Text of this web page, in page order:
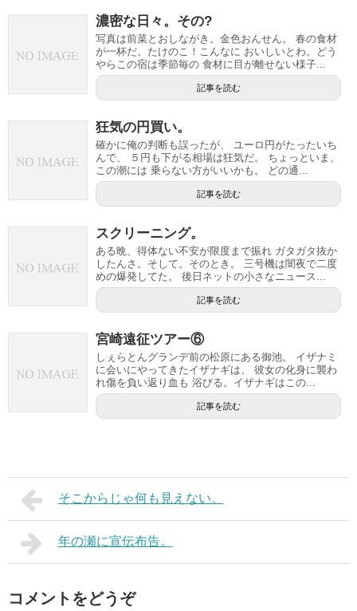
濃密な日々。その?
写真は前菜とおしながき。金色おんせん。 春の食材
が一杯だ。たけのこ！こんなに おいしいとわ。どう
やらこの宿は季節毎の 食材に目が離せない様子...
記事を読む
狂気の円買い。
確かに俺の判断も誤ったが、 ユーロ円がたったいち
んで、 ５円も下がる相場は狂気だ。 ちょっといま、
この潮には 乗らない方がいいかも。 どの通...
記事を読む
スクリーニング。
ある晩、得体ない不安が限度まで振れ ガタガタ抜か
したんさ。そして。そのとき。 三号機は闇夜で二度
めの爆発してた。 後日ネットの小さなニュース...
記事を読む
宮崎遠征ツアー⑥
しぇらとんグランデ前の松原にある御池。 イザナミ
に会いにやってきたイザナギは、 彼女の化身に襲わ
れ傷を負い返り血も 浴びる。イザナギはこの...
記事を読む
そこからじゃ何も見えない。
年の瀬に宣伝布告。
コメントをどうぞ